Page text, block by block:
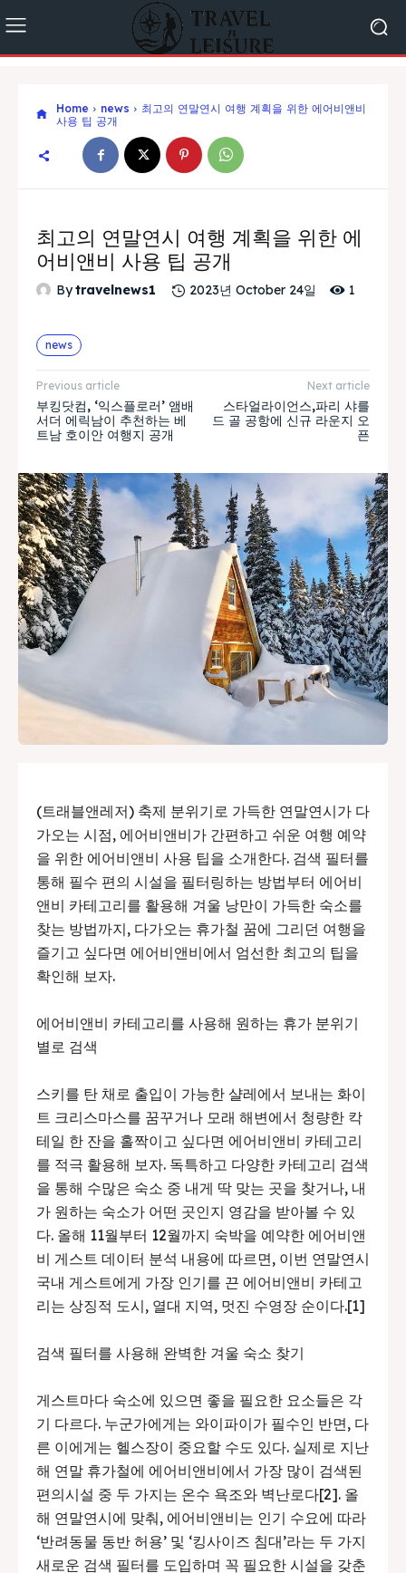
Home news
최고의 연말연시 여행 계획을 위한 에어비앤비
사용 팁 공개
최고의 연말연시 여행 계획을 위한 에
어비앤비 사용 팁 공개
Bytravelnews1 2023년 October 24일 1
news
Previous article
부킹닷컴, ‘익스플로러’ 앰배
서더 에릭남이 추천하는 베
트남 호이안 여행지 공개
Next article
스타얼라이언스,파리 샤를
드 골 공항에 신규 라운지 오
픈
(트래블앤레저) 축제 분위기로 가득한 연말연시가 다
가오는 시점, 에어비앤비가 간편하고 쉬운 여행 예약
을 위한 에어비앤비 사용 팁을 소개한다. 검색 필터를
통해 필수 편의 시설을 필터링하는 방법부터 에어비
앤비 카테고리를 활용해 겨울 낭만이 가득한 숙소를
찾는 방법까지, 다가오는 휴가철 꿈에 그리던 여행을
즐기고 싶다면 에어비앤비에서 엄선한 최고의 팁을
확인해 보자.
에어비앤비 카테고리를 사용해 원하는 휴가 분위기
별로 검색
스키를 탄 채로 출입이 가능한 샬레에서 보내는 화이
트 크리스마스를 꿈꾸거나 모래 해변에서 청량한 칵
테일 한 잔을 홀짝이고 싶다면 에어비앤비 카테고리
를 적극 활용해 보자. 독특하고 다양한 카테고리 검색
을 통해 수많은 숙소 중 내게 딱 맞는 곳을 찾거나, 내
가 원하는 숙소가 어떤 곳인지 영감을 받아볼 수 있
다. 올해 11월부터 12월까지 숙박을 예약한 에어비앤
비 게스트 데이터 분석 내용에 따르면, 이번 연말연시
국내 게스트에게 가장 인기를 끈 에어비앤비 카테고
리는 상징적 도시, 열대 지역, 멋진 수영장 순이다.[1]
검색 필터를 사용해 완벽한 겨울 숙소 찾기
게스트마다 숙소에 있으면 좋을 필요한 요소들은 각
기 다르다. 누군가에게는 와이파이가 필수인 반면, 다
른 이에게는 헬스장이 중요할 수도 있다. 실제로 지난
해 연말 휴가철에 에어비앤비에서 가장 많이 검색된
편의시설 중 두 가지는 온수 욕조와 벽난로다[2]. 올
해 연말연시에 맞춰, 에어비앤비는 인기 수요에 따라
‘반려동물 동반 허용’ 및 ‘킹사이즈 침대’라는 두 가지
새로운 검색 필터를 도입하며 꼭 필요한 시설을 갖춘